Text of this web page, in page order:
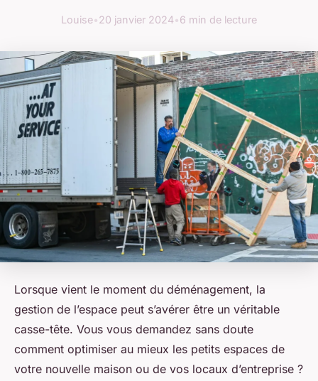
Louise•20 janvier 2024•6 min de lecture
Lorsque vient le moment du déménagement, la
gestion de l’espace peut s’avérer être un véritable
casse-tête. Vous vous demandez sans doute
comment optimiser au mieux les petits espaces de
votre nouvelle maison ou de vos locaux d’entreprise ?